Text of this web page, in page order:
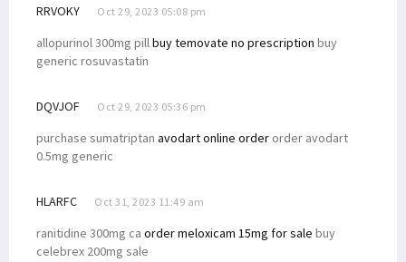
RRVOKY Oct 29, 2023 05:08 pm
allopurinol 300mg pillbuy temovate no prescription buy
generic rosuvastatin
DQVJOF Oct 29, 2023 05:36 pm
purchase sumatriptan avodart online order order avodart
0.5mg generic
HLARFC Oct 31, 2023 11:49 am
ranitidine 300mg ca order meloxicam 15mg for sale buy
celebrex 200mg sale